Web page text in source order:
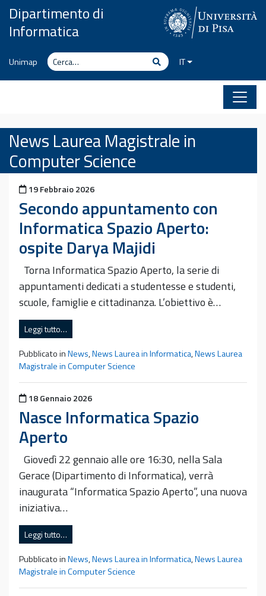
Vai al contenuto
Dipartimento di
Informatica
Unimap Cerca CercaIT
News Laurea Magistrale in
Computer Science
Pubblicato il
19 Febbraio 2026
Secondo appuntamento con
Informatica Spazio Aperto:
ospite Darya Majidi
Torna Informatica Spazio Aperto, la serie di
appuntamenti dedicati a studentesse e studenti,
scuole, famiglie e cittadinanza. L’obiettivo è…
Leggi tutto…
Pubblicato inNews,News Laurea in Informatica,News Laurea
Magistrale in Computer Science
Pubblicato il
18 Gennaio 2026
Nasce Informatica Spazio
Aperto
Giovedì 22 gennaio alle ore 16:30, nella Sala
Gerace (Dipartimento di Informatica), verrà
inaugurata “Informatica Spazio Aperto”, una nuova
iniziativa…
Leggi tutto…
Pubblicato inNews,News Laurea in Informatica,News Laurea
Magistrale in Computer Science